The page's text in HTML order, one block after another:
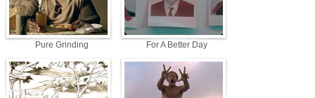
Pure Grinding For A Better Day